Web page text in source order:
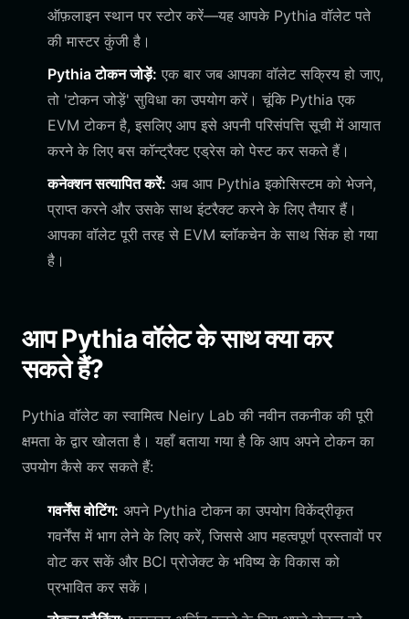
ऑफ़लाइन स्थान पर स्टोर करें—यह आपके Pythia वॉलेट पते
की मास्टर कुंजी है।
Pythia टोकन जोड़ें: एक बार जब आपका वॉलेट सक्रिय हो जाए,
तो 'टोकन जोड़ें' सुविधा का उपयोग करें। चूंकि Pythia एक
EVM टोकन है, इसलिए आप इसे अपनी परिसंपत्ति सूची में आयात
करने के लिए बस कॉन्ट्रैक्ट एड्रेस को पेस्ट कर सकते हैं।
कनेक्शन सत्यापित करें: अब आप Pythia इकोसिस्टम को भेजने,
प्राप्त करने और उसके साथ इंटरैक्ट करने के लिए तैयार हैं।
आपका वॉलेट पूरी तरह से EVM ब्लॉकचेन के साथ सिंक हो गया
है।
आप Pythia वॉलेट के साथ क्या कर
सकते हैं?
Pythia वॉलेट का स्वामित्व Neiry Lab की नवीन तकनीक की पूरी
क्षमता के द्वार खोलता है। यहाँ बताया गया है कि आप अपने टोकन का
उपयोग कैसे कर सकते हैं:
गवर्नेंस वोटिंग: अपने Pythia टोकन का उपयोग विकेंद्रीकृत
गवर्नेंस में भाग लेने के लिए करें, जिससे आप महत्वपूर्ण प्रस्तावों पर
वोट कर सकें और BCI प्रोजेक्ट के भविष्य के विकास को
प्रभावित कर सकें।